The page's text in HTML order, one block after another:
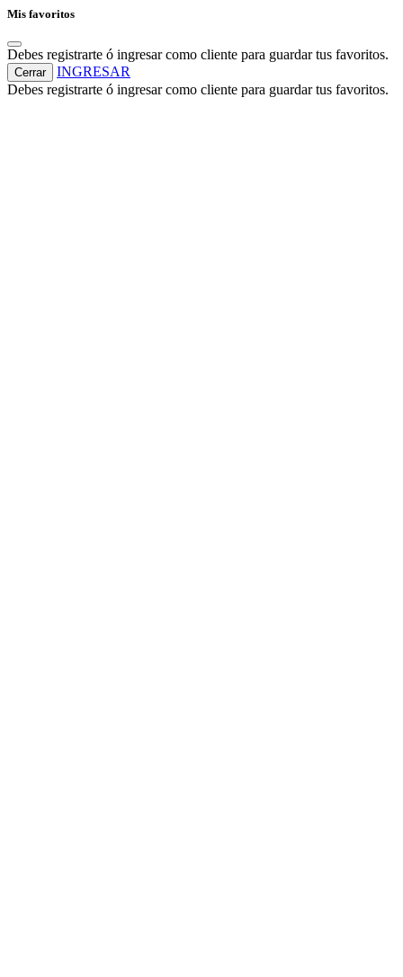
Mis favoritos
Debes registrarte ó ingresar como cliente para guardar tus favoritos.
Cerrar
INGRESAR
Debes registrarte ó ingresar como cliente para guardar tus favoritos.